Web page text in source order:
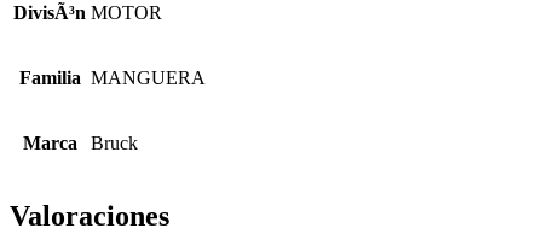
DivisÃ³n MOTOR
Familia MANGUERA
Marca Bruck
Valoraciones